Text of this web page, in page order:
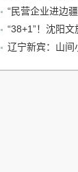
“民营企业进边
辽宁新宾：山间